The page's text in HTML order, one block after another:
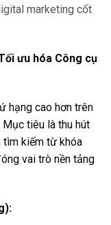
marketing cốt
ưu hóa Công cụ
hạng cao hơn trên
tiêu là thu hút
kiếm từ khóa
vai trò nền tảng